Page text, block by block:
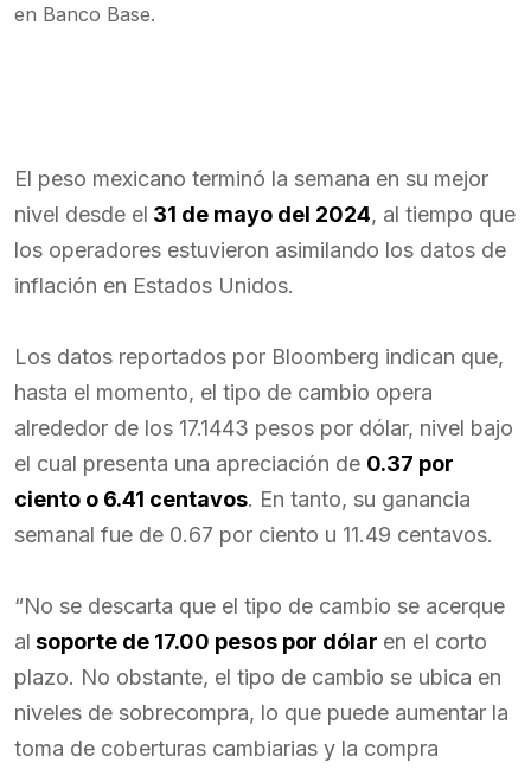
en Banco Base.
El peso mexicano terminó la semana en su mejor
nivel desde el 31 de mayo del 2024, al tiempo que
los operadores estuvieron asimilando los datos de
inflación en Estados Unidos.
Los datos reportados por Bloomberg indican que,
hasta el momento, el tipo de cambio opera
alrededor de los 17.1443 pesos por dólar, nivel bajo
el cual presenta una apreciación de 0.37 por
ciento o 6.41 centavos. En tanto, su ganancia
semanal fue de 0.67 por ciento u 11.49 centavos.
“No se descarta que el tipo de cambio se acerque
al soporte de 17.00 pesos por dólar en el corto
plazo. No obstante, el tipo de cambio se ubica en
niveles de sobrecompra, lo que puede aumentar la
toma de coberturas cambiarias y la compra